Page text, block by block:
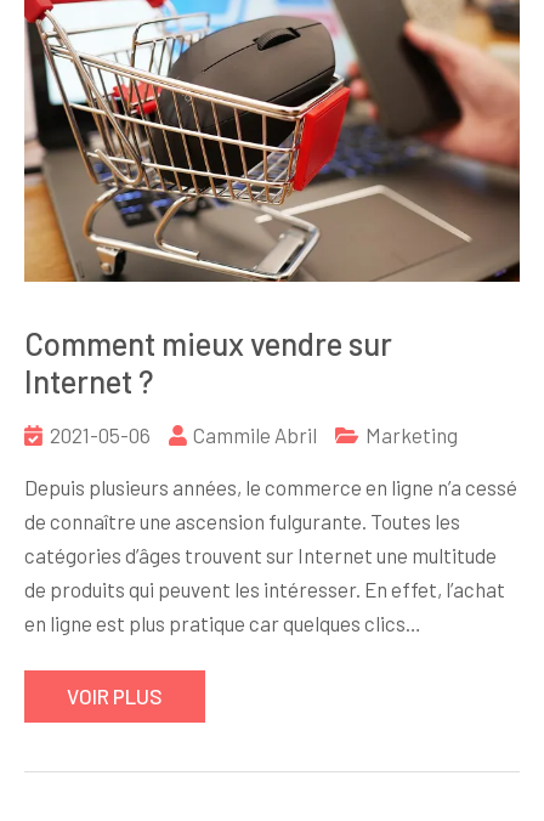
Comment mieux vendre sur
Internet ?
2021-05-06 Cammile Abril Marketing
Depuis plusieurs années, le commerce en ligne n’a cessé
de connaître une ascension fulgurante. Toutes les
catégories d’âges trouvent sur Internet une multitude
de produits qui peuvent les intéresser. En effet, l’achat
en ligne est plus pratique car quelques clics…
VOIR PLUS